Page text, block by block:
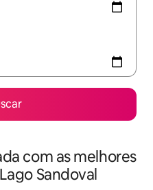
com as melhores
Sandoval